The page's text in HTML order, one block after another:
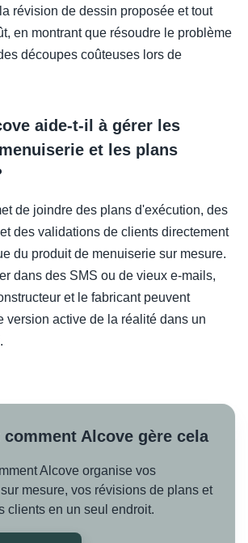
révision de dessin proposée et tout
en montrant que résoudre le problème
découpes coûteuses lors de
aide-t-il à gérer les
et les plans
de joindre des plans d'exécution, des
des validations de clients directement
du produit de menuiserie sur mesure.
dans des SMS ou de vieux e-mails,
et le fabricant peuvent
version active de la réalité dans un
comment Alcove gère cela
Alcove organise vos
mesure, vos révisions de plans et
clients en un seul endroit.